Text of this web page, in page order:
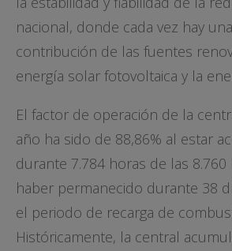
nacional, donde cada vez hay
contribución de las fuentes
energía solar fotovoltaica y la
El factor de operación de la
año ha sido de 88,86% al estar
durante 7.784 horas de las
haber permanecido durante 38
el periodo de recarga de
Históricamente, la central